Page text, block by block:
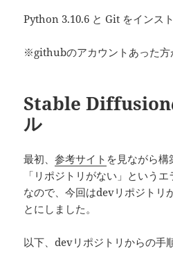
Python 3.10.6 と Git をインスト
※githubのアカウントあった方
Stable Diffusion
ル
最初、参考サイト を見ながら構
「リポジトリがない」というエ
なので、今回はdevリポジトリ
とにしました。
以下、devリポジトリからの手